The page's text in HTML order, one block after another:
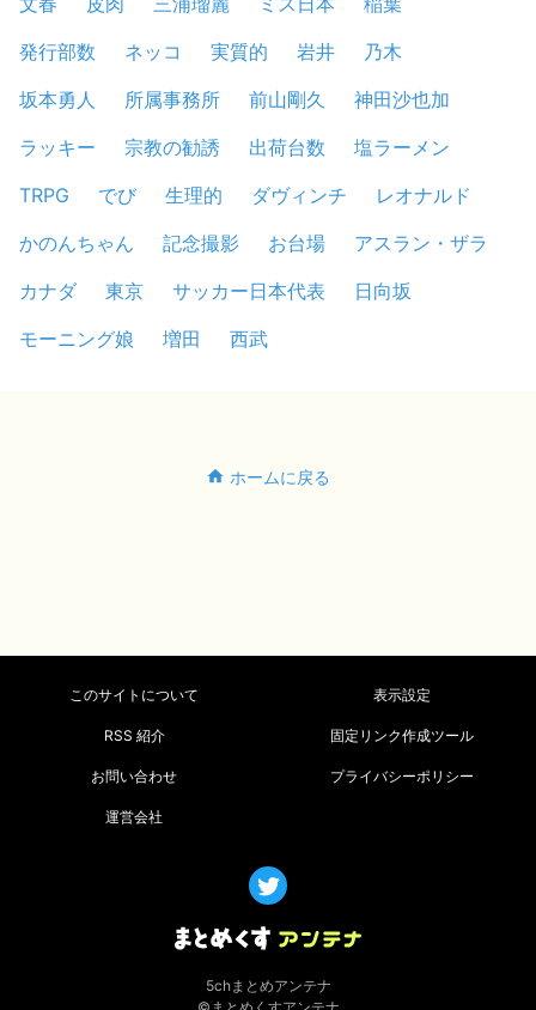
発行部数
ネッコ 実質的 岩井
乃木
坂本勇人
所属事務所 前山剛久
神田沙也加
ラッキー
宗教の勧誘 出荷台数
塩ラーメン
TRPG
でび 生理的 ダヴィンチ
レオナルド
かのんちゃん
記念撮影 お台場
アスラン・ザラ
カナダ
東京 サッカー日本代表
日向坂
モーニング娘
増田 西武
ホームに戻る
このサイトについて 表示設定
RSS 紹介 固定リンク作成ツール
お問い合わせ プライバシーポリシー
運営会社
5chまとめアンテナ